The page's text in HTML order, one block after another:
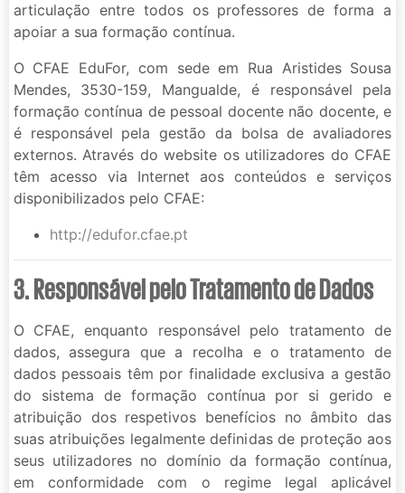
articulação entre todos os professores de forma a
apoiar a sua formação contínua.
O CFAE EduFor, com sede em Rua Aristides Sousa
Mendes, 3530-159, Mangualde, é responsável pela
formação contínua de pessoal docente não docente, e
é responsável pela gestão da bolsa de avaliadores
externos. Através do website os utilizadores do CFAE
têm acesso via Internet aos conteúdos e serviços
disponibilizados pelo CFAE:
http://edufor.cfae.pt
3. Responsável pelo Tratamento de Dados
O CFAE, enquanto responsável pelo tratamento de
dados, assegura que a recolha e o tratamento de
dados pessoais têm por finalidade exclusiva a gestão
do sistema de formação contínua por si gerido e
atribuição dos respetivos benefícios no âmbito das
suas atribuições legalmente definidas de proteção aos
seus utilizadores no domínio da formação contínua,
em conformidade com o regime legal aplicável